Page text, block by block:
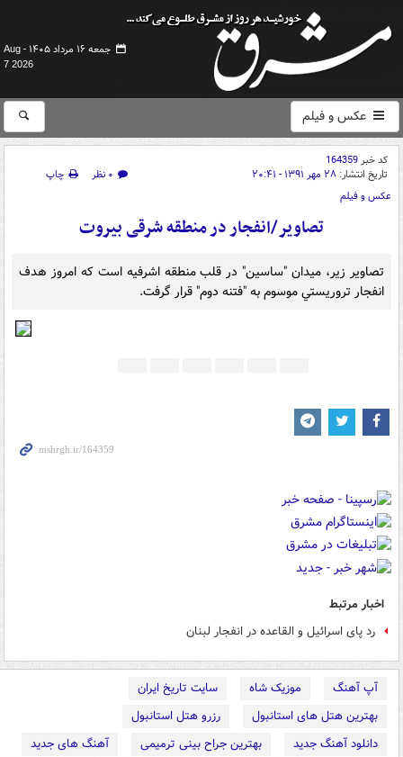
جمعه ۱۶ مرداد ۱۴۰۵ -
Aug
7 2026
عکس و فیلم
کد خبر164359
تاریخ انتشار: ۲۸ مهر ۱۳۹۱ - ۲۰:۴۱ ۰ نظر
چاپ
عکس و فیلم
تصاویر/انفجار در منطقه شرقی بیروت
تصاویر زير، ميدان "ساسين" در قلب منطقه اشرفيه است که امروز هدف
انفجار تروريستي موسوم به "فتنه دوم" قرار گرفت.
اخبار مرتبط
رد پای اسرائیل و القاعده در انفجار لبنان
آپ آهنگ موزیک شاه
سایت تاریخ ایران
بهترین هتل های استانبول
رزرو هتل استانبول
دانلود آهنگ جدید
بهترین جراح بینی ترمیمی
آهنگ های جدید